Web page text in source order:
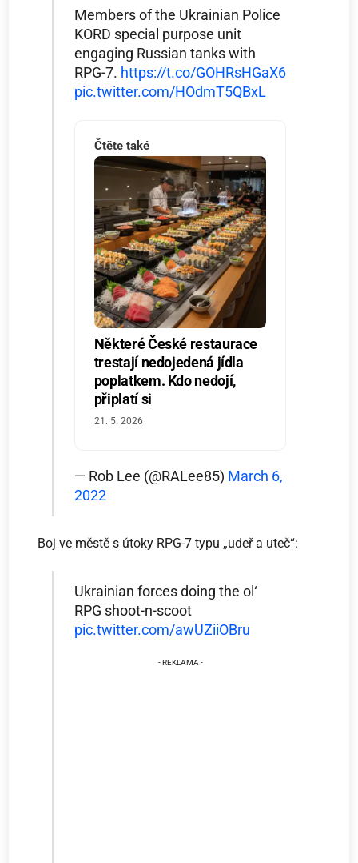
Members of the Ukrainian Police
KORD special purpose unit
engaging Russian tanks with
RPG-7. https://t.co/GOHRsHGaX6
pic.twitter.com/HOdmT5QBxL
Čtěte také
Některé České restaurace
trestají nedojedená jídla
poplatkem. Kdo nedojí,
připlatí si
21. 5. 2026
— Rob Lee (@RALee85) March 6,
2022
Boj ve městě s útoky RPG-7 typu „udeř a uteč“:
Ukrainian forces doing the ol‘
RPG shoot-n-scoot
pic.twitter.com/awUZiiOBru